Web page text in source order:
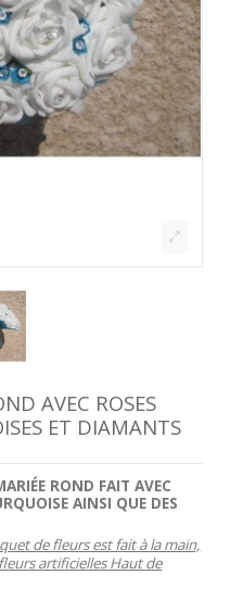
AVEC ROSES
ET DIAMANTS
ROND FAIT AVEC
AINSI QUE DES
de fleurs est fait à la main,
artificielles Haut de